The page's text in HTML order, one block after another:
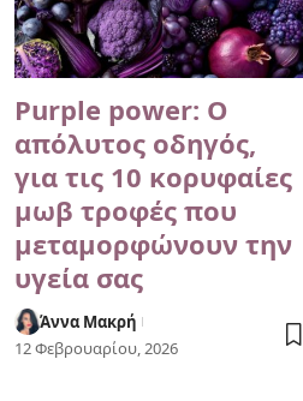
Purple power: Ο
απόλυτος οδηγός,
για τις 10 κορυφαίες
μωβ τροφές που
μεταμορφώνουν την
υγεία σας
Άννα Μακρή
12 Φεβρουαρίου, 2026